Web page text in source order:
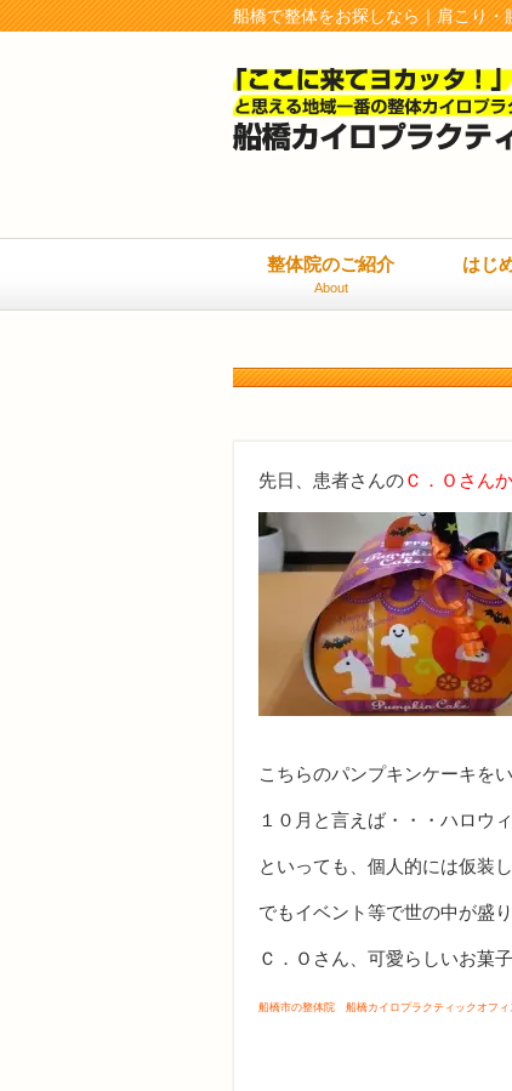
船橋で整体をお探しなら｜肩こり
整体院のご紹介
About
はじ
先日、患者さんのＣ．Ｏさん
こちらのパンプキンケーキを
１０月と言えば・・・ハロウ
といっても、個人的には仮装
でもイベント等で世の中が盛
Ｃ．Ｏさん、可愛らしいお菓
船橋市の整体院 船橋カイロプラクティックオフィ